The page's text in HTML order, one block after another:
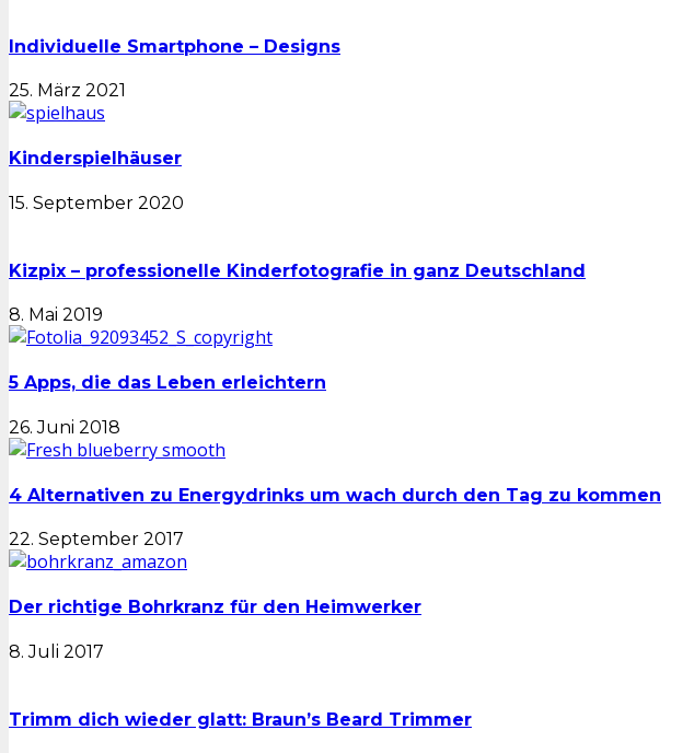
Individuelle Smartphone – Designs
25. März 2021
Kinderspielhäuser
15. September 2020
Kizpix – professionelle Kinderfotografie in ganz Deutschland
8. Mai 2019
5 Apps, die das Leben erleichtern
26. Juni 2018
4 Alternativen zu Energydrinks um wach durch den Tag zu kommen
22. September 2017
Der richtige Bohrkranz für den Heimwerker
8. Juli 2017
Trimm dich wieder glatt: Braun’s Beard Trimmer